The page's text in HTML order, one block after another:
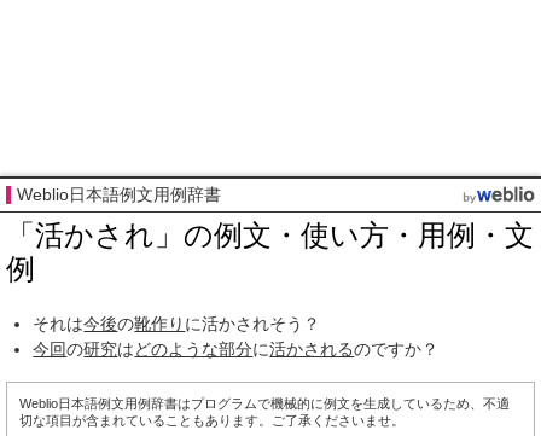
Weblio日本語例文用例辞書
「活かされ」の例文・使い方・用例・文
例
それは今後の靴作り に活かされそう？
今回の研究はどのような部分に活かされるのですか？
Weblio日本語例文用例辞書はプログラムで機械的に例文を生成しているため、不適
切な項目が含まれていることもあります。ご了承くださいませ。